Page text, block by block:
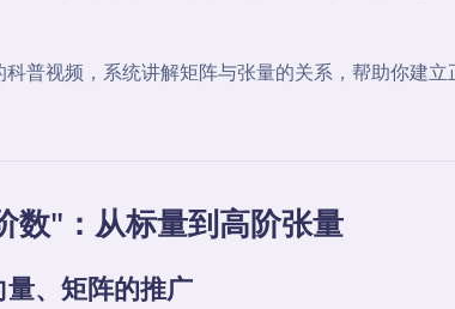
普视频，系统讲解矩阵与张量的关系，帮助你建立
数"：从标量到高阶张量
、矩阵的推广